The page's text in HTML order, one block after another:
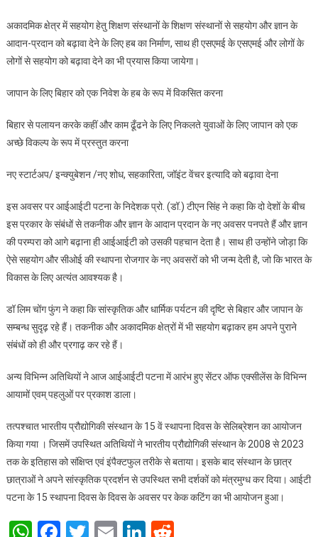
अकादमिक क्षेत्र में सहयोग हेतु शिक्षण संस्थानों के शिक्षण संस्थानों से सहयोग और ज्ञान के
आदान-प्रदान को बढ़ावा देने के लिए हब का निर्माण, साथ ही एसएमई के एसएमई और लोगों के
लोगों से सहयोग को बढ़ावा देने का भी प्रयास किया जायेगा।
जापान के लिए बिहार को एक निवेश के हब के रूप में विकसित करना
बिहार से पलायन करके कहीं और काम ढूँढने के लिए निकलते युवाओं के लिए जापान को एक
अच्छे विकल्प के रूप में प्रस्तुत करना
नए स्टार्टअप/ इन्क्युबेशन /नए शोध, सहकारिता, जॉइंट वेंचर इत्यादि को बढ़ावा देना
इस अवसर पर आईआईटी पटना के निदेशक प्रो. (डॉ.) टीएन सिंह ने कहा कि दो देशों के बीच
इस प्रकार के संबंधों से तकनीक और ज्ञान के आदान प्रदान के नए अवसर पनपते हैं और ज्ञान
की परम्परा को आगे बढ़ाना ही आईआईटी को उसकी पहचान देता है। साथ ही उन्होंने जोड़ा कि
ऐसे सहयोग और सीओई की स्थापना रोजगार के नए अवसरों को भी जन्म देती है, जो कि भारत के
विकास के लिए अत्यंत आवश्यक है।
डॉ लिम चोंग फुंग ने कहा कि सांस्कृतिक और धार्मिक पर्यटन की दृष्टि से बिहार और जापान के
सम्बन्ध सुदृढ़ रहे हैं। तकनीक और अकादमिक क्षेत्रों में भी सहयोग बढ़ाकर हम अपने पुराने
संबंधों को ही और प्रगाढ़ कर रहे हैं।
अन्य विभिन्न अतिथियों ने आज आईआईटी पटना में आरंभ हुए सेंटर ऑफ एक्सीलेंस के विभिन्न
आयामों एवम् पहलुओं पर प्रकाश डाला।
तत्पश्चात भारतीय प्रौद्योगिकी संस्थान के 15 वें स्थापना दिवस के सेलिब्रेशन का आयोजन
किया गया । जिसमें उपस्थित अतिथियों ने भारतीय प्रौद्योगिकी संस्थान के 2008 से 2023
तक के इतिहास को संक्षिप्त एवं इंपैक्टफुल तरीके से बताया। इसके बाद संस्थान के छात्र
छात्राओं ने अपने सांस्कृतिक प्रदर्शन से उपस्थित सभी दर्शकों को मंत्रमुग्ध कर दिया। आईटी
पटना के 15 स्थापना दिवस के दिवस के अवसर पर केक कटिंग का भी आयोजन हुआ।